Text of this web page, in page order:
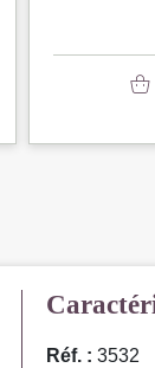
Réf. : 3532